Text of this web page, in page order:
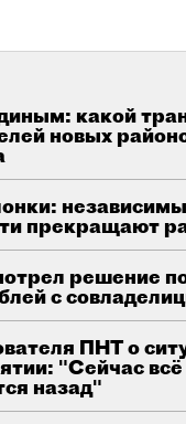
какой
новых
прекращают
решение
с
ПНТ о
"Сейчас всё
назад"